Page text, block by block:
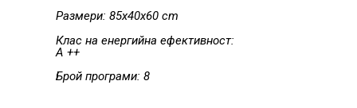
Размери: 85x40x60 cm
Клас на енергийна ефективност:
A ++
Брой програми: 8